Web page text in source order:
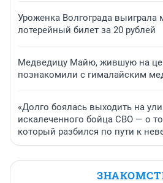
Уроженка Волгограда выиграла
лотерейный билет за 20 рублей
Медведицу Майю, жившую на
познакомили с гималайским
«Долго боялась выходить на
искалеченного бойца СВО — о
который разбился по пути к